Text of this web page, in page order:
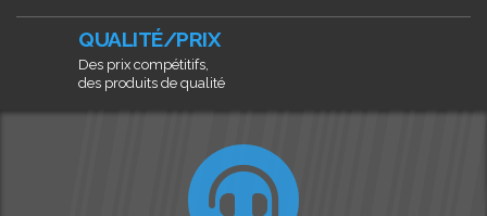
QUALITÉ/PRIX
Des prix compétitifs,
des produits de qualité